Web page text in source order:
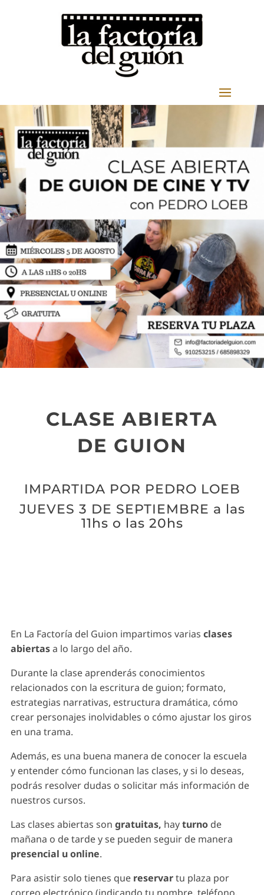
CLASE ABIERTA
DE GUION
IMPARTIDA POR PEDRO LOEB
JUEVES 3 DE SEPTIEMBRE a las
11hs o las 20hs
En La Factoría del Guion impartimos varias clases
abiertasa lo largo del año.
Durante la clase aprenderás conocimientos
relacionados con la escritura de guion; formato,
estrategias narrativas, estructura dramática, cómo
crear personajes inolvidables o cómo ajustar los giros
en una trama.
Además, es una buena manera de conocer la escuela
y entender cómo funcionan las clases, y si lo deseas,
podrás resolver dudas o solicitar más información de
nuestros cursos.
Las clases abiertas son gratuitas, hayturnode
mañana o de tarde y se pueden seguir de manera
presencial u online.
Para asistir solo tienes que reservartu plaza por